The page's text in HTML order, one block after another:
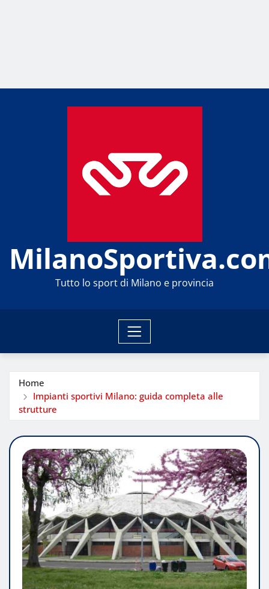
Tutto lo sport di Milano e provincia
Home
Impianti sportivi Milano: guida completa alle
strutture